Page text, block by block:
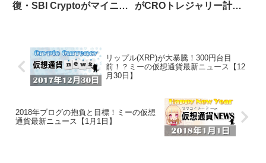
復・SBI Cryptoがマイニン
26/7/3】
がCROトレジャリー計画
リップル(XRP)が大暴騰！300円台目
前！？ミーの仮想通貨最新ニュース【12
月30日】
2018年ブログの抱負と目標！ミーの仮想
通貨最新ニュース【1月1日】